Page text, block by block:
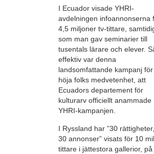
I Ecuador visade YHRI-
avdelningen infoannonserna
4,5 miljoner tv-tittare,
som man gav seminarier till
tusentals lärare och elever.
effektiv var denna
landsomfattande kampanj
höja folks medvetenhet, att
Ecuadors departement för
kulturarv officiellt anammade
YHRI-kampanjen.
I Ryssland har ”30 rättigheter,
30 annonser” visats för 10
tittare i jättestora gallerior, på